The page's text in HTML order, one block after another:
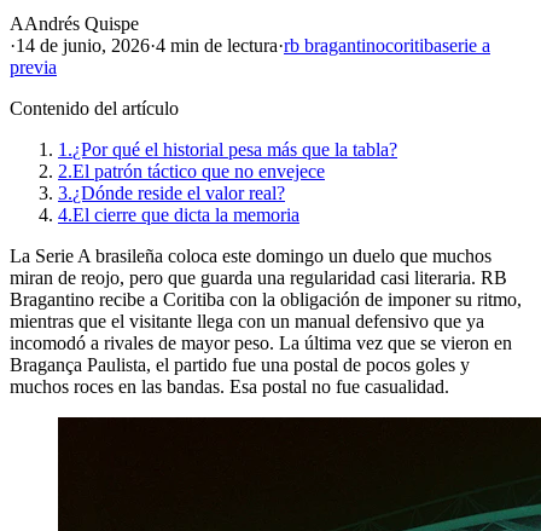
AAndrés Quispe
·14 de junio, 2026·4 min de lectura·rb bragantinocoritibaserie a
previa
Contenido del artículo
1.¿Por qué el historial pesa más que la tabla?
2.El patrón táctico que no envejece
3.¿Dónde reside el valor real?
4.El cierre que dicta la memoria
La Serie A brasileña coloca este domingo un duelo que muchos
miran de reojo, pero que guarda una regularidad casi literaria. RB
Bragantino recibe a Coritiba con la obligación de imponer su ritmo,
mientras que el visitante llega con un manual defensivo que ya
incomodó a rivales de mayor peso. La última vez que se vieron en
Bragança Paulista, el partido fue una postal de pocos goles y
muchos roces en las bandas. Esa postal no fue casualidad.